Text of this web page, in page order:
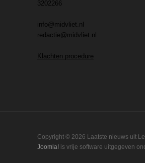
3202266
info@midvliet.nl
redactie@midvliet.nl
Klachten procedure
Copyright © 2026 Laatste nieuws uit
Joomla! is vrije software uitgegeven